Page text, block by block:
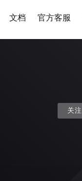
文档 官方客服
关注